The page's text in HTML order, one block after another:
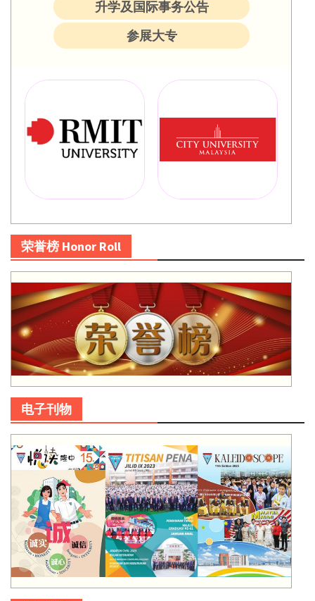
升学及国际事务公告
参展大专
荣誉榜 Honor Roll
电子刊物